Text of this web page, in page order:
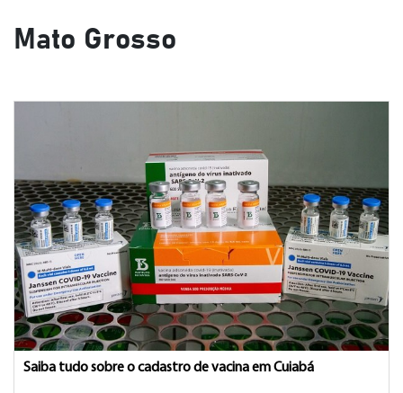
Mato Grosso
Saiba tudo sobre o cadastro de vacina em Cuiabá